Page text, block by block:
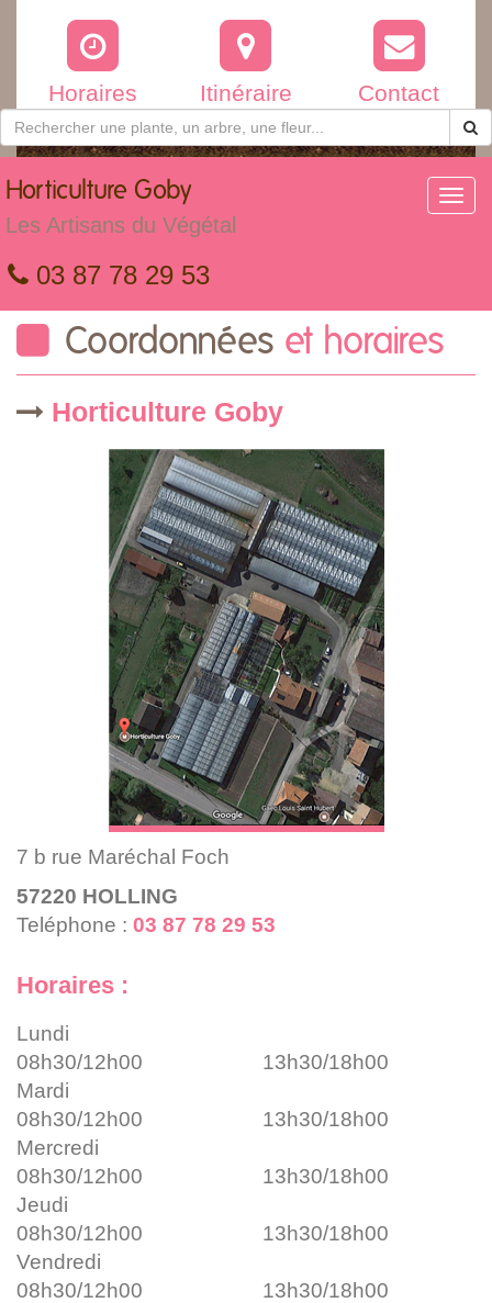
Horaires Itinéraire Contact
Horticulture Goby
Les Artisans du Végétal
03 87 78 29 53
Coordonnées et horaires
Horticulture Goby
7 b rue Maréchal Foch
57220 HOLLING
Teléphone : 03 87 78 29 53
Horaires :
Lundi
08h30/12h00
13h30/18h00
Mardi
08h30/12h00
13h30/18h00
Mercredi
08h30/12h00
13h30/18h00
Jeudi
08h30/12h00
13h30/18h00
Vendredi
08h30/12h00
13h30/18h00